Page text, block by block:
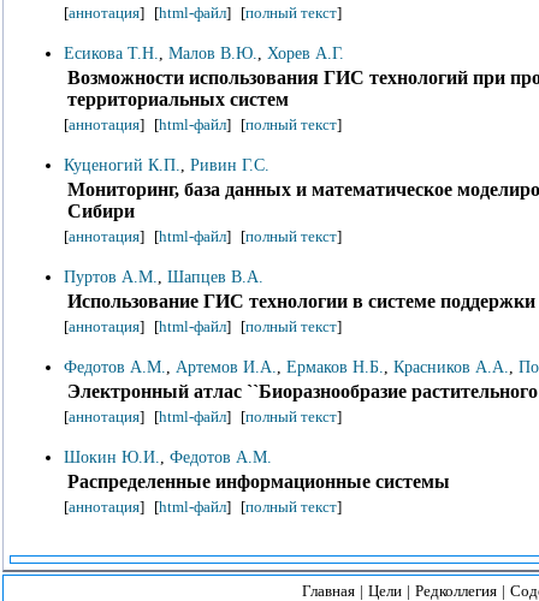
[аннотация] [html-файл] [полный текст]
Есикова Т.Н., Малов В.Ю., Хорев А.Г.
Возможности использования ГИС технологий при
территориальных систем
[аннотация] [html-файл] [полный текст]
Куценогий К.П., Ривин Г.С.
Мониторинг, база данных и математическое
Сибири
[аннотация] [html-файл] [полный текст]
Пуртов А.М., Шапцев В.А.
Использование ГИС технологии в системе
[аннотация] [html-файл] [полный текст]
Федотов А.М., Артемов И.А., Ермаков Н.Б., Красников А.А.,
Электронный атлас ``Биоразнообразие
[аннотация] [html-файл] [полный текст]
Шокин Ю.И., Федотов А.М.
Распределенные информационные системы
[аннотация] [html-файл] [полный текст]
Главная | Цели | Редколлегия |